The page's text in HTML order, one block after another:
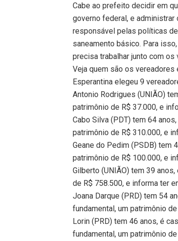
Cabe ao prefeito decidir em
governo federal, e administrar
responsável pelas políticas
saneamento básico. Para
precisa trabalhar junto com
Veja quem são os vereadores
Esperantina elegeu 9
Antonio Rodrigues (UNIÃO)
patrimônio de R$ 37.000, e
Cabo Silva (PDT) tem 64
patrimônio de R$ 310.000, e
Geane do Pedim (PSDB) tem
patrimônio de R$ 100.000, e
Gilberto (UNIÃO) tem 39
de R$ 758.500, e informa ter
Joana Darque (PRD) tem 54
fundamental, um patrimônio
Lorin (PRD) tem 46 anos, é
fundamental, um patrimônio